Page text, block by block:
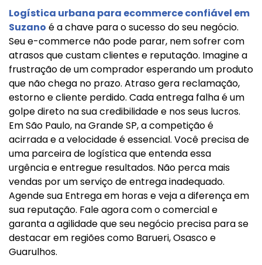
Logística urbana para ecommerce confiável em
Suzano é a chave para o sucesso do seu negócio.
Seu e-commerce não pode parar, nem sofrer com
atrasos que custam clientes e reputação. Imagine a
frustração de um comprador esperando um produto
que não chega no prazo. Atraso gera reclamação,
estorno e cliente perdido. Cada entrega falha é um
golpe direto na sua credibilidade e nos seus lucros.
Em São Paulo, na Grande SP, a competição é
acirrada e a velocidade é essencial. Você precisa de
uma parceira de logística que entenda essa
urgência e entregue resultados. Não perca mais
vendas por um serviço de entrega inadequado.
Agende sua Entrega em horas e veja a diferença em
sua reputação. Fale agora com o comercial e
garanta a agilidade que seu negócio precisa para se
destacar em regiões como Barueri, Osasco e
Guarulhos.